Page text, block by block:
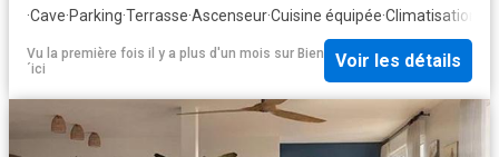
·Cave·Parking·Terrasse·Ascenseur·Cuisine équipée·Climatisation
Vu la première fois il y a plus d'un mois sur Bien
´ici
Voir les détails